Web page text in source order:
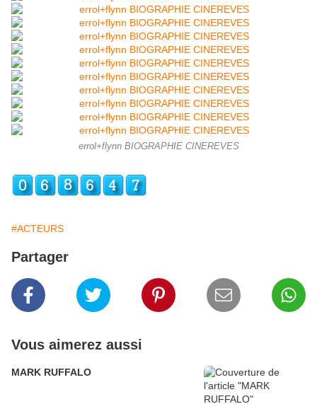
errol+flynn BIOGRAPHIE CINEREVES
#ACTEURS
Partager
Vous aimerez aussi
MARK RUFFALO